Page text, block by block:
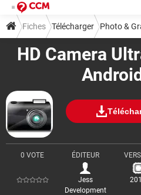
HD Camera
0 VOTE ÉDITEUR
Jess
Development
Fiches Télécharger Photo &